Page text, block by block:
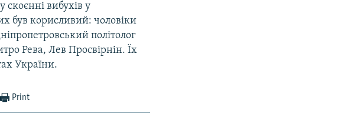
вибухів у
був корисливий: чоловіки
політолог
Рева, Лев Просвірнін. Їх
України.
Print